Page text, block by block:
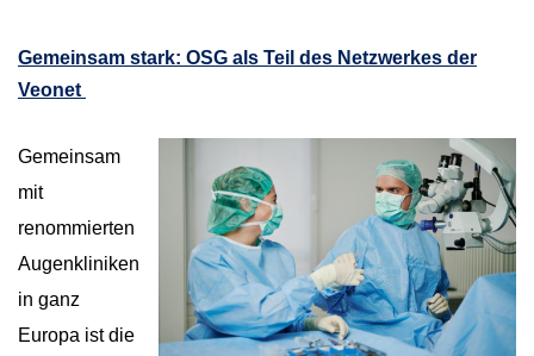
Gemeinsam stark: OSG als Teil des Netzwerkes der
Veonet
Gemeinsam
mit
renommierten
Augenkliniken
in ganz
Europa ist die